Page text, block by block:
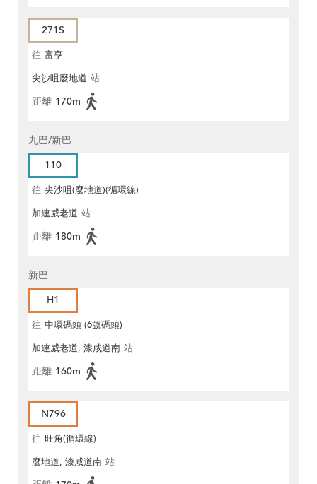
271S
往 富亨
尖沙咀麼地道 站
距離 170m
九巴/新巴
110
往 尖沙咀(麼地道)(循環線)
加連威老道 站
距離 180m
新巴
H1
往 中環碼頭 (6號碼頭)
加連威老道, 漆咸道南 站
距離 160m
N796
往 旺角(循環線)
麼地道, 漆咸道南 站